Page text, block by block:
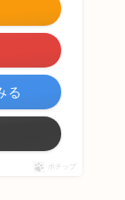
る
ポチップ